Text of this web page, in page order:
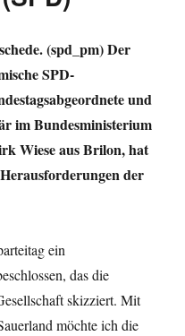
(spd_pm) Der
SPD-
und
im Bundesministerium
Wiese aus Brilon, hat
der
ein
das die
skizziert. Mit
möchte ich die